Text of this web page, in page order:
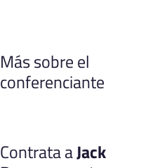
Más sobre el
conferenciante
Contrata aJack